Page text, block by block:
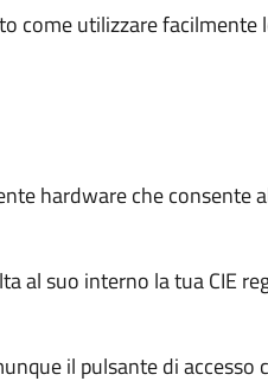
come utilizzare facilmente
hardware che consente
al suo interno la tua CIE
il pulsante di accesso